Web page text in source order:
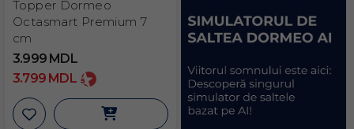
Topper Dormeo
Octasmart Premium 7
cm
3.999 MDL
3.799 MDL